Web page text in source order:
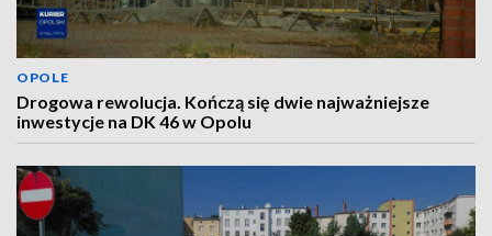
OPOLE
Drogowa rewolucja. Kończą się dwie najważniejsze
inwestycje na DK 46 w Opolu